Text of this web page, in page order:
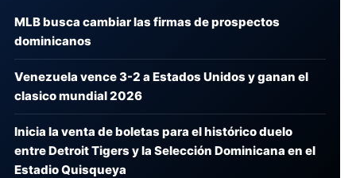
MLB busca cambiar las firmas de prospectos
dominicanos
Venezuela vence 3-2 a Estados Unidos y ganan el
clasico mundial 2026
Inicia la venta de boletas para el histórico duelo
entre Detroit Tigers y la Selección Dominicana en el
Estadio Quisqueya